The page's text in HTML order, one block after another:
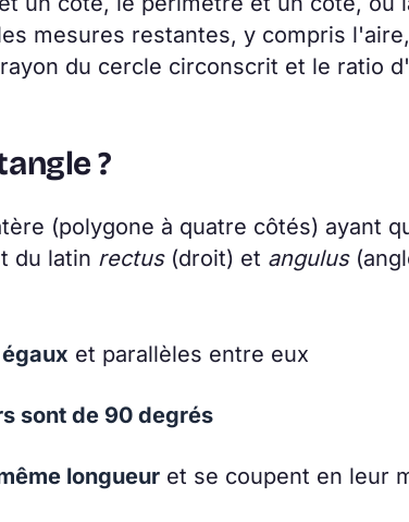
mesures restantes, y compris
du cercle circonscrit et le ratio
?
(polygone à quatre côtés) ayant
du latin rectus(droit) et angulus
et parallèles entre eux
sont de 90 degrés
longueur et se coupent en leur